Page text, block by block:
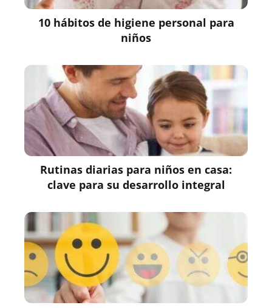
10 hábitos de higiene personal para
niños
Rutinas diarias para niños en casa:
clave para su desarrollo integral